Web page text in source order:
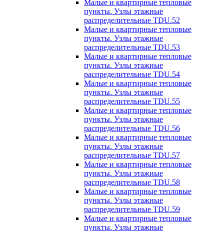
Малые и квартирные тепловые
пункты. Узлы этажные
распределительные TDU.52
Малые и квартирные тепловые
пункты. Узлы этажные
распределительные TDU.53
Малые и квартирные тепловые
пункты. Узлы этажные
распределительные TDU.54
Малые и квартирные тепловые
пункты. Узлы этажные
распределительные TDU.55
Малые и квартирные тепловые
пункты. Узлы этажные
распределительные TDU.56
Малые и квартирные тепловые
пункты. Узлы этажные
распределительные TDU.57
Малые и квартирные тепловые
пункты. Узлы этажные
распределительные TDU.58
Малые и квартирные тепловые
пункты. Узлы этажные
распределительные TDU.59
Малые и квартирные тепловые
пункты. Узлы этажные